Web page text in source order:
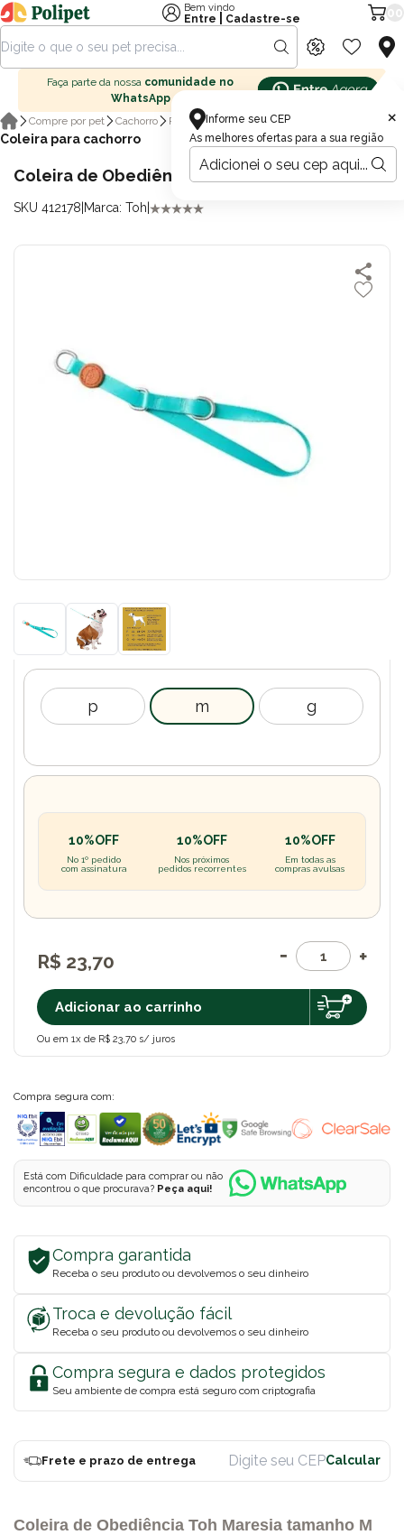
Informe seu CEP
As melhores ofertas para a sua região
×
Bem vindo
Entre
Cadastre-se
Faça parte da nossa comunidade no
WhatsApp
Compre por pet
Cachorro Passeio para cachorro
Coleira para cachorro
Coleira de Obediência Toh Maresia M
SKU 412178 Marca: Toh
p m g
R$ 23,70
Adicionar ao carrinho
Ou em 1x de R$ 23,70 s/ juros
10%OFF
No 1º pedido
com assinatura
10%OFF
Nos próximos
pedidos recorrentes
10%OFF
Em todas as
compras avulsas
Compra segura com:
Está com Dificuldade para comprar ou não
encontrou o que procurava? Peça aqui!
Compra garantida
Receba o seu produto ou devolvemos o seu dinheiro
Troca e devolução fácil
Receba o seu produto ou devolvemos o seu dinheiro
Compra segura e dados protegidos
Seu ambiente de compra está seguro com criptografia
Frete e prazo de entrega
Coleira de Obediência Toh Maresia tamanho M